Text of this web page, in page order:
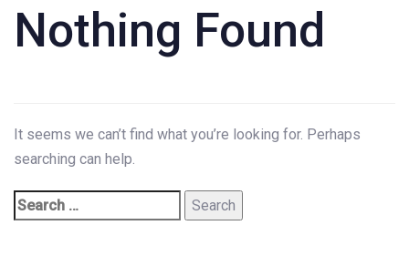
Nothing Found
It seems we can’t find what you’re looking for. Perhaps
searching can help.